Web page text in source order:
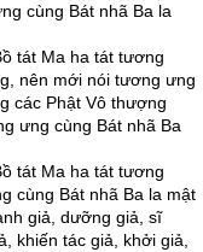
cùng Bát nhã Ba la
tát Ma ha tát tương
nên mới nói tương ưng
các Phật Vô thượng
ưng cùng Bát nhã Ba
tát Ma ha tát tương
cùng Bát nhã Ba la mật
giả, dưỡng giả, sĩ
khiến tác giả, khởi giả,